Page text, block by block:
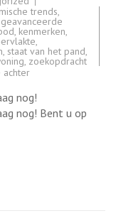
trends,
geavanceerde
, kenmerken,
,
, staat van het pand,
, zoekopdracht
achterop
het
Diverse
Huizenaanbod
in
nog!
nog! Bent u op